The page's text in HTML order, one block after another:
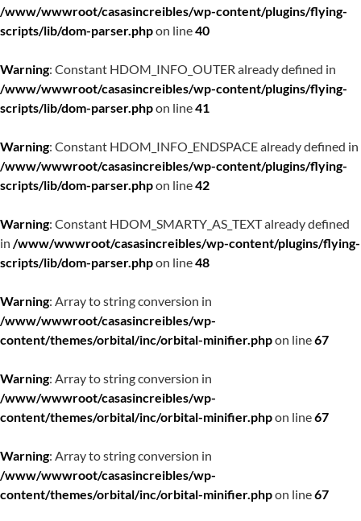
/www/wwwroot/casasincreibles/wp-content/plugins/flying-
scripts/lib/dom-parser.phpon line40
Warning: Constant HDOM_INFO_OUTER already defined in
/www/wwwroot/casasincreibles/wp-content/plugins/flying-
scripts/lib/dom-parser.phpon line41
Warning: Constant HDOM_INFO_ENDSPACE already defined in
/www/wwwroot/casasincreibles/wp-content/plugins/flying-
scripts/lib/dom-parser.phpon line42
Warning: Constant HDOM_SMARTY_AS_TEXT already defined
in /www/wwwroot/casasincreibles/wp-content/plugins/flying-
scripts/lib/dom-parser.phpon line48
Warning: Array to string conversion in
/www/wwwroot/casasincreibles/wp-
content/themes/orbital/inc/orbital-minifier.phpon line67
Warning: Array to string conversion in
/www/wwwroot/casasincreibles/wp-
content/themes/orbital/inc/orbital-minifier.phpon line67
Warning: Array to string conversion in
/www/wwwroot/casasincreibles/wp-
content/themes/orbital/inc/orbital-minifier.phpon line67